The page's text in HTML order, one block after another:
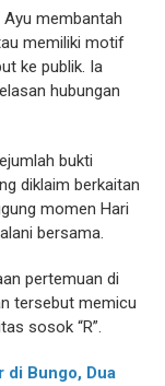
Ayu membantah
memiliki motif
ke publik. Ia
hubungan
bukti
diklaim berkaitan
momen Hari
bersama.
pertemuan di
tersebut memicu
sosok “R”.
di Bungo, Dua